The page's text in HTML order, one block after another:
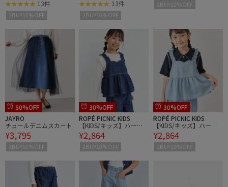
13件
2BUY10%OFF
13件
2BUY10%OFF
2BUY10%OFF
50%OFF
JAYRO
チュールデニムスカート
¥3,795
2BUY10%OFF
30%OFF
ROPÉ PICNIC KIDS
【KIDS/キッズ】ハート
カットデニムビスチェ
¥2,864
2BUY10%OFF
30%OFF
ROPÉ PICNIC KIDS
【KIDS/キッズ】ハート
カットデニムビスチェ
¥2,864
2BUY10%OFF